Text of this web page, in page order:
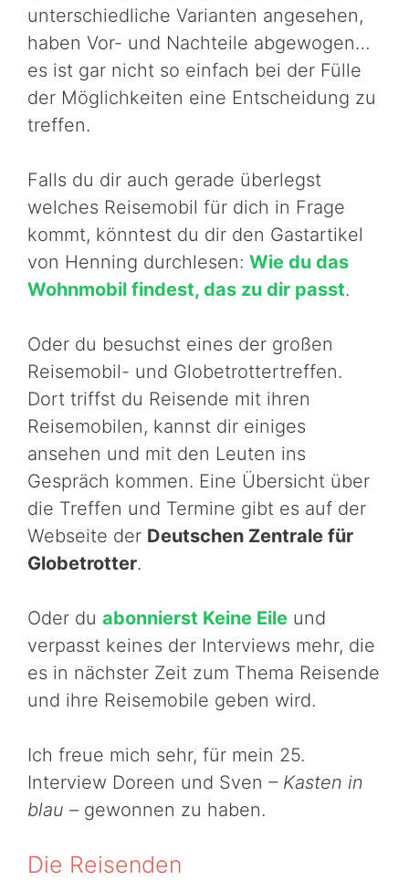
unterschiedliche Varianten angesehen,
haben Vor- und Nachteile abgewogen…
es ist gar nicht so einfach bei der Fülle
der Möglichkeiten eine Entscheidung zu
treffen.
Falls du dir auch gerade überlegst
welches Reisemobil für dich in Frage
kommt, könntest du dir den Gastartikel
von Henning durchlesen: Wie du das
Wohnmobil findest, das zu dir passt.
Oder du besuchst eines der großen
Reisemobil- und Globetrottertreffen.
Dort triffst du Reisende mit ihren
Reisemobilen, kannst dir einiges
ansehen und mit den Leuten ins
Gespräch kommen. Eine Übersicht über
die Treffen und Termine gibt es auf der
Webseite der Deutschen Zentrale für
Globetrotter.
Oder du abonnierst Keine Eile und
verpasst keines der Interviews mehr, die
es in nächster Zeit zum Thema Reisende
und ihre Reisemobile geben wird.
Ich freue mich sehr, für mein 25.
Interview Doreen und Sven – Kasten in
blau – gewonnen zu haben.
Die Reisenden